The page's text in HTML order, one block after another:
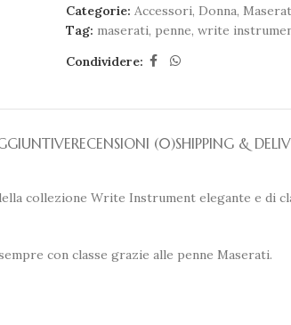
Categorie: Accessori, Donna,
Tag: maserati, penne, write
Condividere:
RECENSIONI (0)SHIPPING &
collezione Write Instrument elegante e di
con classe grazie alle penne Maserati.